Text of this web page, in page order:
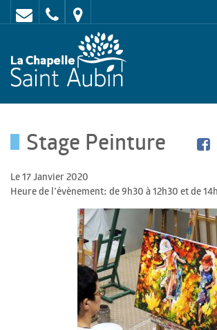
Contact
02
47
62
:
rue
de
-
LA
CHAPELLE
SAINT
AUBIN
Stage Peinture
Le 17 Janvier 2020
Heure de l'évènement: de 9h30 à 12h30 et de